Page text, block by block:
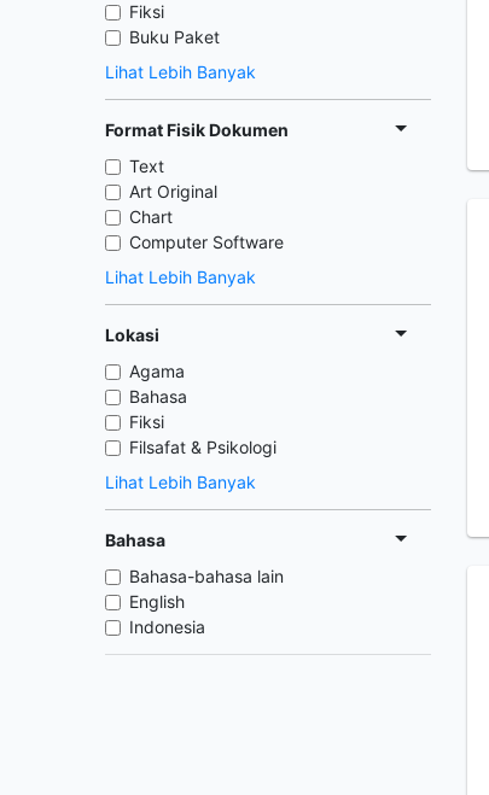
Fiksi
Buku Paket
Lihat Lebih Banyak
Format Fisik Dokumen
Text
Art Original
Chart
Computer Software
Lihat Lebih Banyak
Lokasi
Agama
Bahasa
Fiksi
Filsafat & Psikologi
Lihat Lebih Banyak
Bahasa
Bahasa-bahasa lain
English
Indonesia